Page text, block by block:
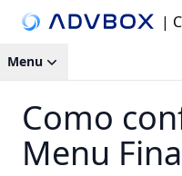
|
Menu
Como
Menu